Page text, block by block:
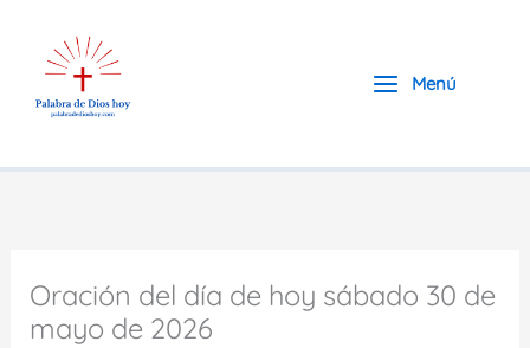
contenido
Menú
Oración del día de hoy sábado 30 de
mayo de 2026